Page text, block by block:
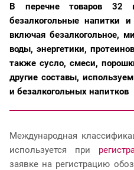
В перечне товаров 32
безалкогольные напитки
включая безалкогольное,
воды, энергетики,
также сусло, смеси,
другие составы,
и безалкогольных напитков
Международная
используется при
заявке на регистрацию